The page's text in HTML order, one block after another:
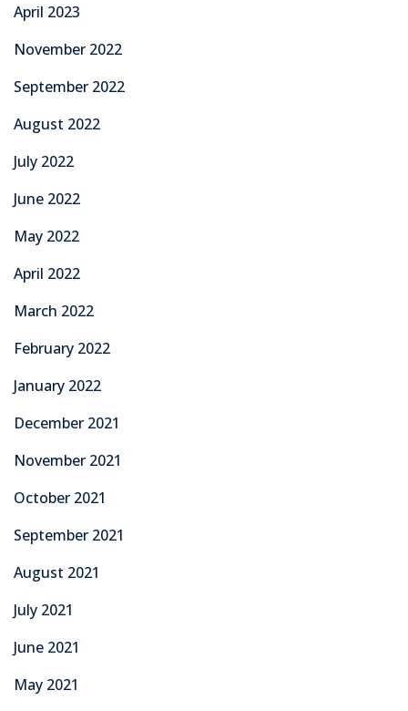
April 2023
November 2022
September 2022
August 2022
July 2022
June 2022
May 2022
April 2022
March 2022
February 2022
January 2022
December 2021
November 2021
October 2021
September 2021
August 2021
July 2021
June 2021
May 2021